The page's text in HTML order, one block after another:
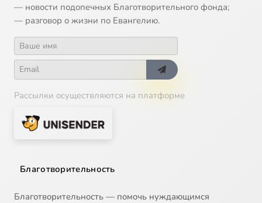
— новости подопечных Благотворительного фонда;
— разговор о жизни по Евангелию.
Рассылки осуществляются на платформе
Благотворительность
Благотворительность — помочь нуждающимся